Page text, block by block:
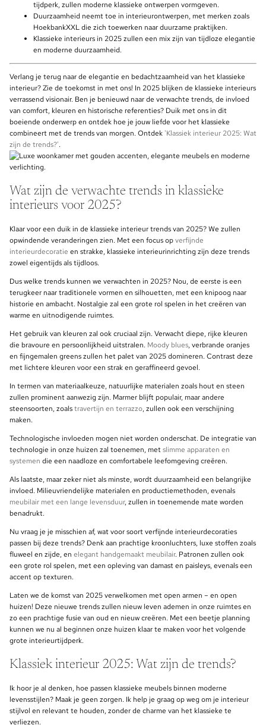
tijdperk, zullen moderne klassieke ontwerpen vormgeven.
Duurzaamheid neemt toe in interieurontwerpen, met merken zoals
HoekbankXXL die zich toewerken naar duurzame praktijken.
Klassieke interieurs in 2025 zullen een mix zijn van tijdloze elegantie
en moderne duurzaamheid.
Verlang je terug naar de elegantie en bedachtzaamheid van het klassieke
interieur? Zie de toekomst in met ons! In 2025 blijken de klassieke interieurs
verrassend visionair. Ben je benieuwd naar de verwachte trends, de invloed
van comfort, kleuren en historische referenties? Duik met ons in dit
boeiende onderwerp en ontdek hoe je jouw liefde voor het klassieke
combineert met de trends van morgen. Ontdek 'Klassiek interieur 2025: Wat
zijn de trends?'.
Wat zijn de verwachte trends in klassieke
interieurs voor 2025?
Klaar voor een duik in de klassieke interieur trends van 2025? We zullen
opwindende veranderingen zien. Met een focus opverfijnde
interieurdecoratie en strakke, klassieke interieurinrichting zijn deze trends
zowel eigentijds als tijdloos.
Dus welke trends kunnen we verwachten in 2025? Nou, de eerste is een
terugkeer naar traditionele vormen en silhouetten, met een knipoog naar
historie en ambacht. Nostalgie zal een grote rol spelen in het creëren van
warme en uitnodigende ruimtes.
Het gebruik van kleuren zal ook cruciaal zijn. Verwacht diepe, rijke kleuren
die bravoure en persoonlijkheid uitstralen. Moody blues, verbrande oranjes
en fijngemalen greens zullen het palet van 2025 domineren. Contrast deze
met lichtere kleuren voor een strak en geraffineerd gevoel.
In termen van materiaalkeuze, natuurlijke materialen zoals hout en steen
zullen prominent aanwezig zijn. Marmer blijft populair, maar andere
steensoorten, zoalstravertijn en terrazzo, zullen ook een verschijning
maken.
Technologische invloeden mogen niet worden onderschat. De integratie van
technologie in onze huizen zal toenemen, metslimme apparaten en
systemen die een naadloze en comfortabele leefomgeving creëren.
Als laatste, maar zeker niet als minste, wordt duurzaamheid een belangrijke
invloed. Milieuvriendelijke materialen en productiemethoden, evenals
meubilair met een lange levensduur, zullen in toenemende mate worden
benadrukt.
Nu vraag je je misschien af, wat voor soort verfijnde interieurdecoraties
passen bij deze trends? Denk aan prachtige kroonluchters, luxe stoffen zoals
fluweel en zijde, en elegant handgemaakt meubilair. Patronen zullen ook
een grote rol spelen, met een opleving van damast en paisleys, evenals een
accent op texturen.
Laten we de komst van 2025 verwelkomen met open armen – en open
huizen! Deze nieuwe trends zullen nieuw leven ademen in onze ruimtes en
zo een prachtige fusie van oud en nieuw creëren. Met een beetje planning
kunnen we nu al beginnen onze huizen klaar te maken voor het volgende
grote interieurtijdperk.
Klassiek interieur 2025: Wat zijn de trends?
Ik hoor je al denken, hoe passen klassieke meubels binnen moderne
levensstijlen? Maak je geen zorgen. Ik help je graag op weg om je interieur
stijlvol en relevant te houden, zonder de charme van het klassieke te
verliezen.